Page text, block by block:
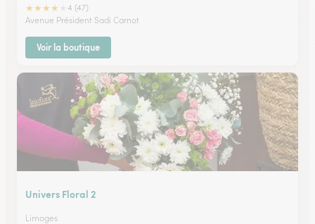
★★★★
4 (47)
Avenue Président Sadi Carnot
Voir la boutique
Univers Floral 2
Limoges